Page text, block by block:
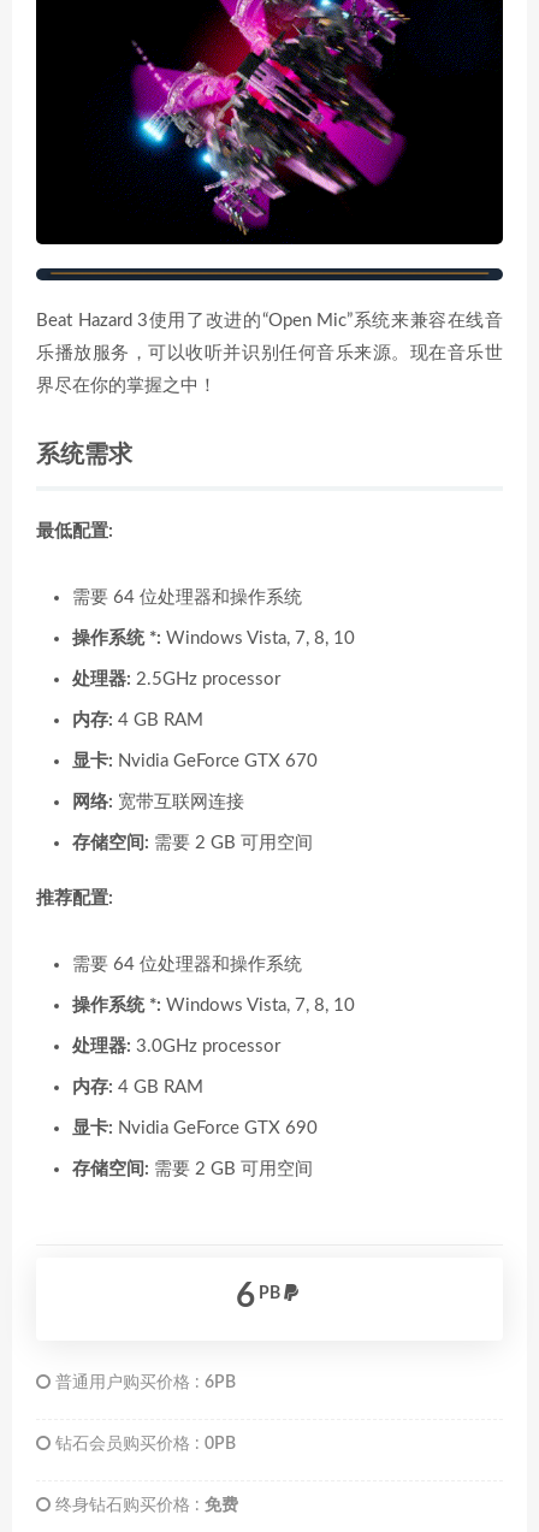
Beat Hazard 3使用了改进的“Open Mic”系统来兼容在线音
乐播放服务，可以收听并识别任何音乐来源。现在音乐世
界尽在你的掌握之中！
系统需求
最低配置:
需要 64 位处理器和操作系统
操作系统 *: Windows Vista, 7, 8, 10
处理器: 2.5GHz processor
内存: 4 GB RAM
显卡: Nvidia GeForce GTX 670
网络: 宽带互联网连接
存储空间: 需要 2 GB 可用空间
推荐配置:
需要 64 位处理器和操作系统
操作系统 *: Windows Vista, 7, 8, 10
处理器: 3.0GHz processor
内存: 4 GB RAM
显卡: Nvidia GeForce GTX 690
存储空间: 需要 2 GB 可用空间
6 PB
普通用户购买价格 : 6PB
钻石会员购买价格 : 0PB
终身钻石购买价格 : 免费